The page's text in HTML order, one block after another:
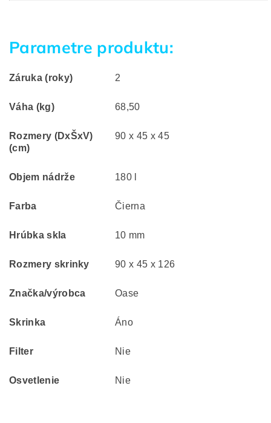
Parametre produktu:
Záruka (roky) 2
Váha (kg) 68,50
Rozmery (DxŠxV)
(cm)
90 x 45 x 45
Objem nádrže 180 l
Farba Čierna
Hrúbka skla 10 mm
Rozmery skrinky 90 x 45 x 126
Značka/výrobca Oase
Skrinka Áno
Filter Nie
Osvetlenie Nie